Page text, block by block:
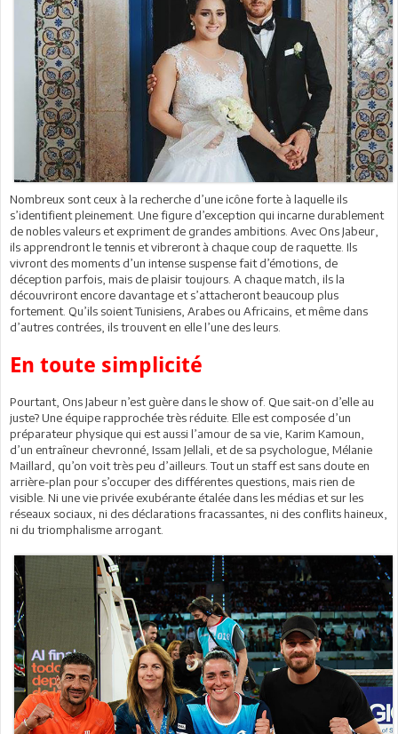
Nombreux sont ceux à la recherche d’une icône forte à laquelle ils
s’identifient pleinement. Une figure d’exception qui incarne durablement
de nobles valeurs et expriment de grandes ambitions. Avec Ons Jabeur,
ils apprendront le tennis et vibreront à chaque coup de raquette. Ils
vivront des moments d’un intense suspense fait d’émotions, de
déception parfois, mais de plaisir toujours. A chaque match, ils la
découvriront encore davantage et s’attacheront beaucoup plus
fortement. Qu’ils soient Tunisiens, Arabes ou Africains, et même dans
d’autres contrées, ils trouvent en elle l’une des leurs.
En toute simplicité
Pourtant, Ons Jabeur n’est guère dans le show of. Que sait-on d’elle au
juste? Une équipe rapprochée très réduite. Elle est composée d’un
préparateur physique qui est aussi l’amour de sa vie, Karim Kamoun,
d’un entraîneur chevronné, Issam Jellali, et de sa psychologue, Mélanie
Maillard, qu’on voit très peu d’ailleurs. Tout un staff est sans doute en
arrière-plan pour s’occuper des différentes questions, mais rien de
visible. Ni une vie privée exubérante étalée dans les médias et sur les
réseaux sociaux, ni des déclarations fracassantes, ni des conflits haineux,
ni du triomphalisme arrogant.